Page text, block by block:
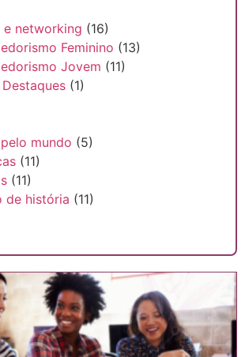
networking (16)
Feminino (13)
Jovem (11)
(1)
mundo (5)
(11)
(11)
de história (11)